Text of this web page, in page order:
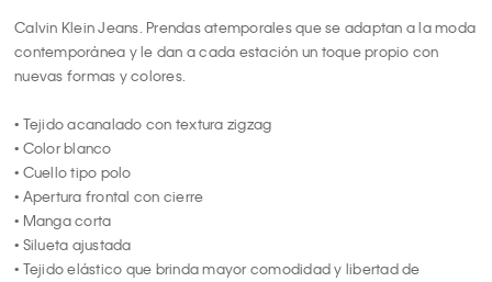
7
10
Calvin Klein Jeans. Prendas atemporales que se adaptan a la moda
contemporánea y le dan a cada estación un toque propio con
nuevas formas y colores.
• Tejido acanalado con textura zigzag
• Color blanco
• Cuello tipo polo
• Apertura frontal con cierre
• Manga corta
• Silueta ajustada
• Tejido elástico que brinda mayor comodidad y libertad de